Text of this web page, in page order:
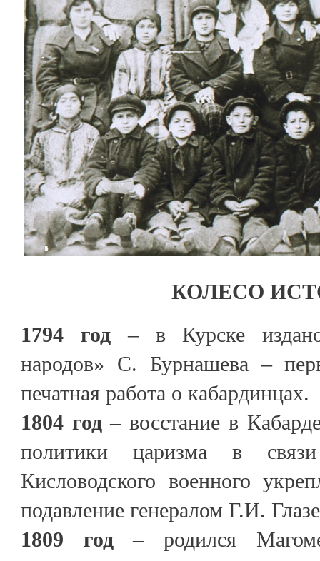
КОЛЕСО
1794 год– в Курске издано
народов» С. Бурнашева –
печатная работа о кабардинцах.
1804 год– восстание в
политики царизма в связи
Кисловодского военного
подавление генералом Г.И.
1809 год– родился